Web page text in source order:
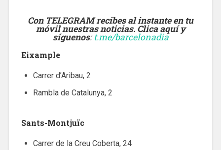
Con TELEGRAM recibes al instante en tu
móvil nuestras noticias. Clica aquí y
síguenos: t.me/barcelonadia
Eixample
Carrer d’Aribau, 2
Rambla de Catalunya, 2
Sants-Montjuïc
Carrer de la Creu Coberta, 24